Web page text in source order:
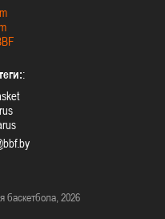
:
баскетбола, 2026